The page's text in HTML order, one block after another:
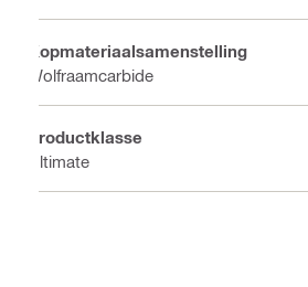
Kopmateriaalsamenstelling
Wolfraamcarbide
Productklasse
Ultimate